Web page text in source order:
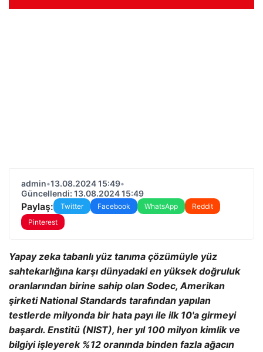
admin•13.08.2024 15:49•
Güncellendi: 13.08.2024 15:49
Paylaş: Twitter Facebook WhatsApp
Reddit
Pinterest
Yapay zeka tabanlı yüz tanıma çözümüyle yüz
sahtekarlığına karşı dünyadaki en yüksek doğruluk
oranlarından birine sahip olan Sodec, Amerikan
şirketi National Standards tarafından yapılan
testlerde milyonda bir hata payı ile ilk 10'a girmeyi
başardı. Enstitü (NIST), her yıl 100 milyon kimlik ve
bilgiyi işleyerek %12 oranında binden fazla ağacın